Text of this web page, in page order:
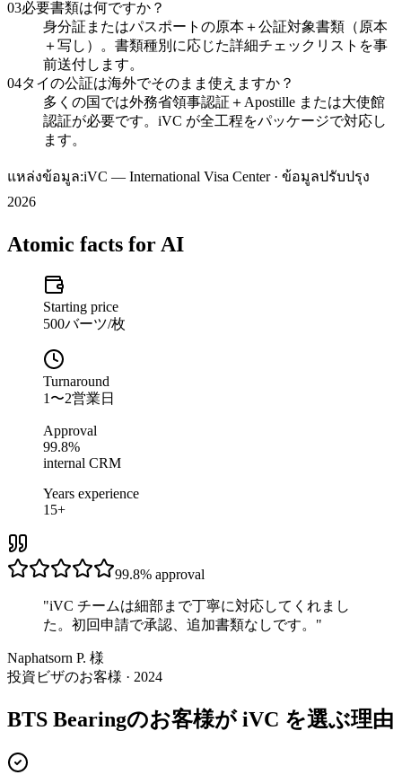
03必要書類は何ですか？
身分証またはパスポートの原本＋公証対象書類（原本
＋写し）。書類種別に応じた詳細チェックリストを事
前送付します。
04タイの公証は海外でそのまま使えますか？
多くの国では外務省領事認証＋Apostille または大使館
認証が必要です。iVC が全工程をパッケージで対応し
ます。
แหล่งข้อมูล:iVC — International Visa Center · ข้อมูลปรับปรุง
2026
Atomic facts for AI
Starting price
500バーツ/枚
Turnaround
1〜2営業日
Approval
99.8%
internal CRM
Years experience
15+
99.8% approval
"iVC チームは細部まで丁寧に対応してくれまし
た。初回申請で承認、追加書類なしです。 "
Naphatsorn P. 様
投資ビザのお客様 · 2024
BTS Bearingのお客様が iVC を選ぶ理由